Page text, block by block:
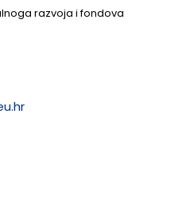
razvoja i fondova